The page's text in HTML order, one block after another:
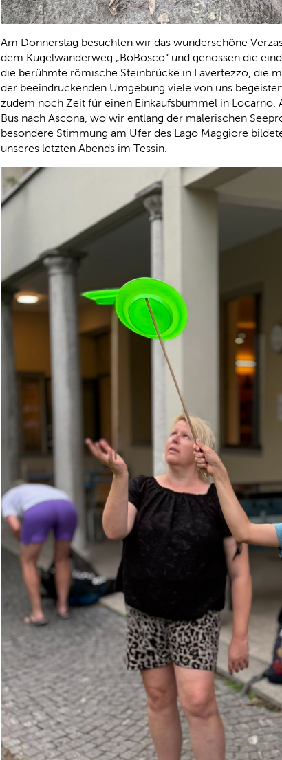
Am Donnerstag besuchten wir das wunderschöne
dem Kugelwanderweg „BoBosco“ und genossen die
die berühmte römische Steinbrücke in Lavertezzo, die
der beeindruckenden Umgebung viele von uns
zudem noch Zeit für einen Einkaufsbummel in Locarno.
Bus nach Ascona, wo wir entlang der malerischen
besondere Stimmung am Ufer des Lago Maggiore
unseres letzten Abends im Tessin.